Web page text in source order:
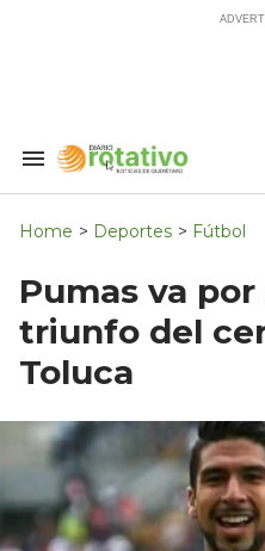
Search
Navigation
Home > Deportes > Fútbol
Pumas va
triunfo del
Toluca